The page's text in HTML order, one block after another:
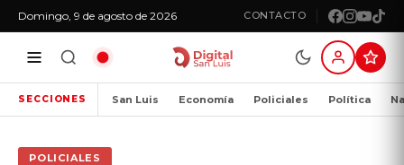
Domingo, 9 de agosto de 2026 CONTACTO
SECCIONES San Luis Economía Policiales Política
POLICIALES